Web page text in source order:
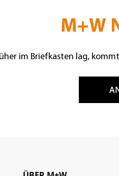
M+W
im Briefkasten lag,